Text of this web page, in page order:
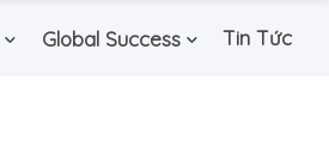
Global Success Tin Tức